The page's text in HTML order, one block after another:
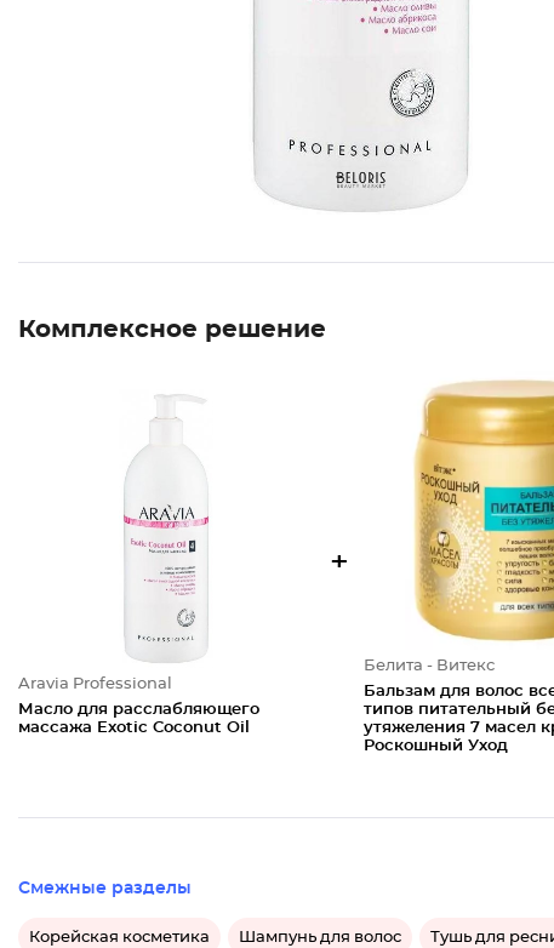
Комплексное решение
Aravia Professional
Масло для расслабляющего
массажа Exotic Coconut Oil
+
Белита - Витекс
Бальзам для волос
типов питательный
утяжеления 7 масел
Роскошный Уход
Смежные разделы
Корейская косметика Шампунь для волос Тушь для